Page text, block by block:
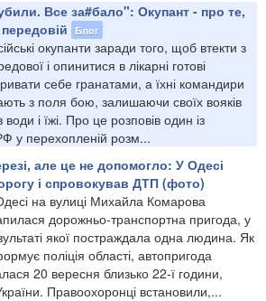
Все за#бало": Окупант - про те,
Блог
окупанти заради того, щоб втекти з
і опинитися в лікарні готові
себе гранатами, а їхні командири
з поля бою, залишаючи своїх вояків
води і їжі. Про це розповів один із
у перехопленій розм...
але це не допомогло: У Одесі
і спровокував ДТП (фото)
на вулиці Михайла Комарова
дорожньо-транспортна пригода, у
якої постраждала одна людина. Як
поліція області, автопригода
20 вересня близько 22-ї години,
Правоохоронці встановили,...